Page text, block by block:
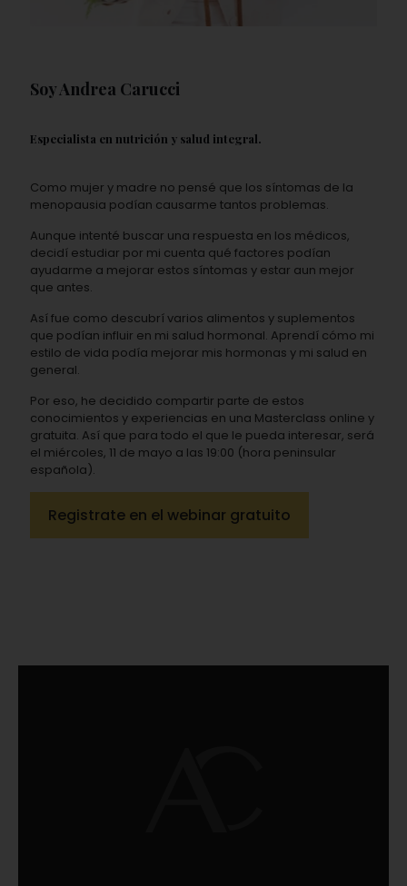
Soy Andrea Carucci
Especialista en nutrición y salud integral.
Como mujer y madre no pensé que los síntomas de la
menopausia podían causarme tantos problemas.
Aunque intenté buscar una respuesta en los médicos,
decidí estudiar por mi cuenta qué factores podían
ayudarme a mejorar estos síntomas y estar aun mejor
que antes.
Así fue como descubrí varios alimentos y suplementos
que podían influir en mi salud hormonal. Aprendí cómo mi
estilo de vida podía mejorar mis hormonas y mi salud en
general.
Por eso, he decidido compartir parte de estos
conocimientos y experiencias en una Masterclass online y
gratuita. Así que para todo el que le pueda interesar, será
el miércoles, 11 de mayo a las 19:00 (hora peninsular
española).
Registrate en el webinar gratuito